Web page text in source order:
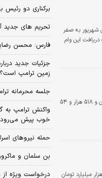
شهریور به صفر
بیش از ۲۸۰ هزار نفر در نوبت دریافت این وام
بانک مرکزی از پرداخت ازدواج، فرزندآوری و تسهیلات ودیعه مسکن به یک میلیون و ۵۱۸ هزار و ۵۴
معاون اداره اعتبارات بانک مرکزی اعلام کرد:‌ از ابتدای سال تا امروز (۱۸ آذرماه) ۱۷۲ هزار میلیارد تومان
برکناری دو رئیس
تحریم های جدید
فارس: محسن
جزئیات جدید
زمین ترامپ است؟
جلسه محرمانه
واکنش ترامپ به
خوب پیش
حمله نیروهای
بن سلمان و
درخواست ویژه از